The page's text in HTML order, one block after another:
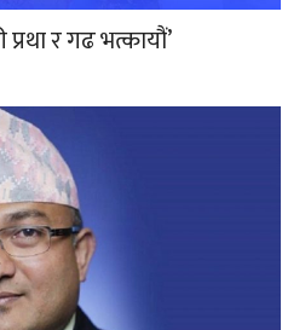
र गढ भत्कायौं’